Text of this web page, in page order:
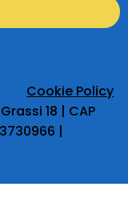
18 | CAP
|
Cookie Policy